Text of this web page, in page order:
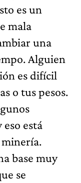
es un
mala
una
Alguien
es difícil
o tus pesos.
está
base muy
se